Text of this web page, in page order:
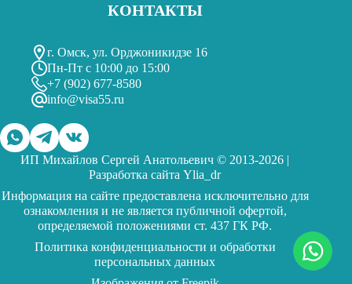
КОНТАКТЫ
г. Омск, ул. Орджоникидзе 16
Пн-Пт с 10:00 до 15:00
+7 (902) 677-8580
info@visa55.ru
ИП Михайлов Сергей Анатольевич © 2013-2026 |
Разработка сайтаYlia_dr
Информация на сайте предоставлена исключительно для
ознакомления и не является публичной офертой,
определяемой положениями ст. 437 ГК РФ.
Политика конфиденциальности и обработки
персональных данных